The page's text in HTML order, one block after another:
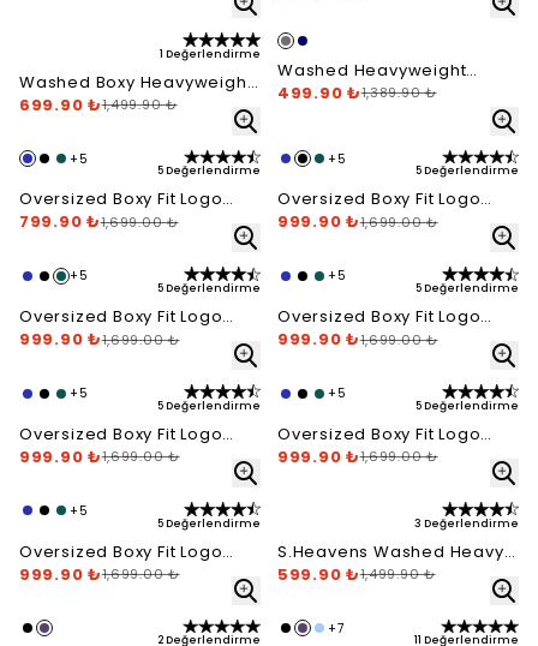
1 Değerlendirme
Washed Boxy Heavyweight
Hoodie - Washed Candy
699.90 ₺1,499.90 ₺
Washed Heavyweight
Open Leg Jogger -
499.90 ₺1,389.90 ₺
+ 5
5 Değerlendirme
Oversized Boxy Fit Logo
Hoodie - Royal Blue
799.90 ₺1,699.00 ₺
+ 5
5 Değerlendirme
Oversized Boxy Fit Logo
Hoodie - Siyah
999.90 ₺1,699.00 ₺
+ 5
5 Değerlendirme
Oversized Boxy Fit Logo
Hoodie - Forrest Green
999.90 ₺1,699.00 ₺
+ 5
5 Değerlendirme
Oversized Boxy Fit Logo
Hoodie - Ocean Blue
999.90 ₺1,699.00 ₺
+ 5
5 Değerlendirme
Oversized Boxy Fit Logo
Hoodie - Chocolate
999.90 ₺1,699.00 ₺
+ 5
5 Değerlendirme
Oversized Boxy Fit Logo
Hoodie - Cream
999.90 ₺1,699.00 ₺
+ 5
5 Değerlendirme
Oversized Boxy Fit Logo
Hoodie - Cotton Candy
999.90 ₺1,699.00 ₺
3 Değerlendirme
S.Heavens Washed Heavy
Blank Short - Chocolate
599.90 ₺1,499.90 ₺
2 Değerlendirme
+7
11 Değerlendirme